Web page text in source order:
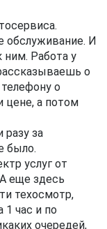
обслуживание. И
Работа у
о
о
цене, а потом
за
было.
услуг от
еще здесь
техосмотр,
час и по
очередей,